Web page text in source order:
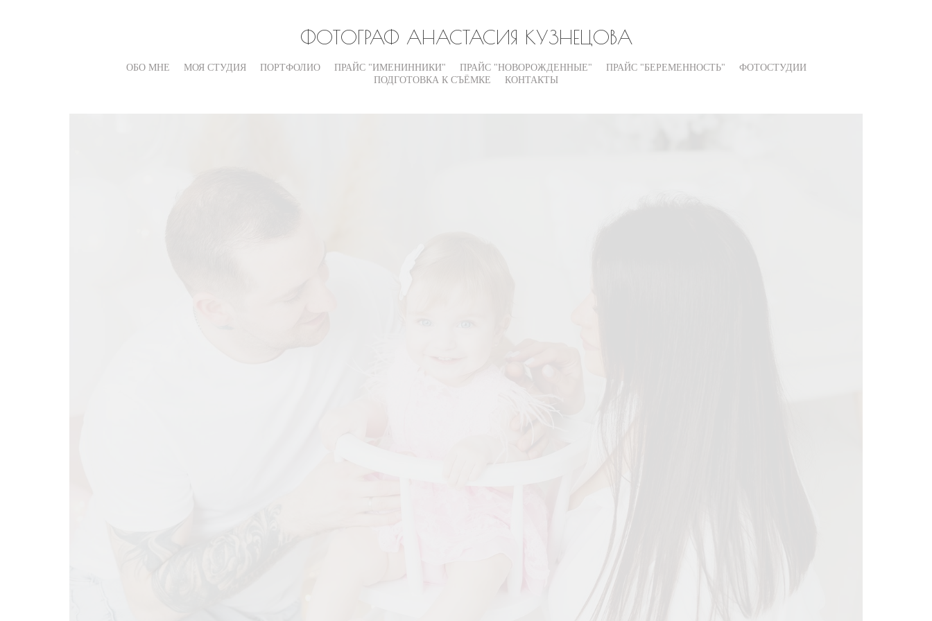
ФОТОГРАФ АНАСТАСИЯ КУЗНЕЦОВА
ОБО МНЕ МОЯ СТУДИЯ ПОРТФОЛИО ПРАЙС "ИМЕНИННИКИ" ПРАЙС "НОВОРОЖДЕННЫЕ" ПРАЙС "БЕРЕМЕННОСТЬ"
ФОТОСТУДИИ
ПОДГОТОВКА К СЪЁМКЕ
КОНТАКТЫ